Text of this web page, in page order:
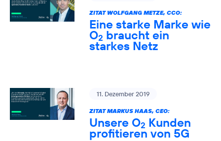
ZITAT WOLFGANG METZE, CCO:
Eine starke Marke wie
O2 braucht ein
starkes Netz
11. Dezember 2019
ZITAT MARKUS HAAS, CEO:
Unsere O2 Kunden
profitieren von 5G